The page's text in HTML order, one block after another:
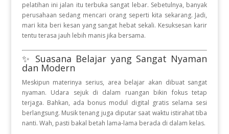
pelatihan ini jalan itu terbuka sangat lebar. Sebetulnya, banyak
perusahaan sedang mencari orang seperti kita sekarang. Jadi,
mari kita beri kesan yang sangat hebat sekali. Kesuksesan karir
tentu terasa jauh lebih manis jika bersama.
✨ Suasana Belajar yang Sangat Nyaman
dan Modern
Meskipun materinya serius, area belajar akan dibuat sangat
nyaman. Udara sejuk di dalam ruangan bikin fokus tetap
terjaga. Bahkan, ada bonus modul digital gratis selama sesi
berlangsung. Musik tenang juga diputar saat waktu istirahat tiba
nanti. Wah, pasti bakal betah lama-lama berada di dalam kelas.